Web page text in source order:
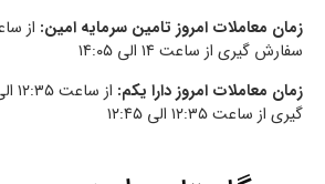
زمان معاملات امروز تامین سرمایه امین:
سفارش گیری از ساعت ۱۴ الی ۱۴:۰۵
زمان معاملات امروز دارا یکم:
گیری از ساعت ۱۲:۳۵ الی ۱۲:۴۵